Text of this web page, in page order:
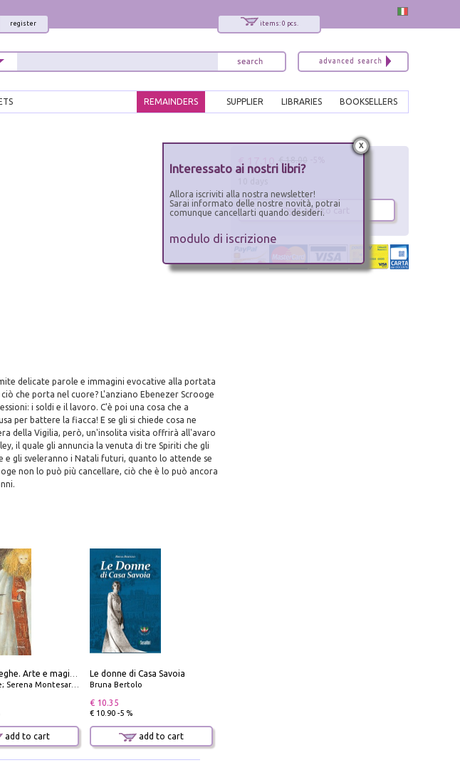
items: 0 pcs.
register
BOOKSELLERS
LIBRARIES
SUPPLIER
REMAINDERS
delicate parole e immagini evocative alla portata
che porta nel cuore? L'anziano Ebenezer Scrooge
i soldi e il lavoro. C'è poi una cosa che a
per battere la fiacca! E se gli si chiede cosa ne
della Vigilia, però, un'insolita visita offrirà all'avaro
il quale gli annuncia la venuta di tre Spiriti che gli
gli sveleranno i Natali futuri, quanto lo attende se
non lo può più cancellare, ciò che è lo può ancora
Montesarchio
add to cart
Le donne di Casa Savoia
Bruna Bertolo
€ 10.35
€ 10.90 -5 %
add to cart
€ 17.10
add to cart
x
Interessato ai nostri libri?
Allora iscriviti alla nostra newsletter!
Sarai informato delle nostre novità, potrai
comunque cancellarti quando desideri.
modulo di iscrizione